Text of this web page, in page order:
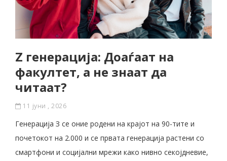
Z генерација: Доаѓаат на
факултет, а не знаат да
читаат?
11 јуни , 2026
Генерација З се оние родени на крајот на 90-тите и
почетокот на 2.000 и се првата генерација растени со
смартфони и социјални мрежи како нивно секојдневие,